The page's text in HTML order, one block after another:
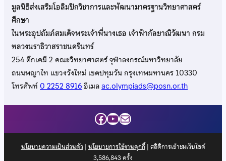
มูลนิธิส่งเสริมโอลิมปิกวิชาการและพัฒนามาตรฐานวิทยาศาสตร์
ศึกษา
ในพระอุปถัมภ์สมเด็จพระเจ้าพี่นางเธอ เจ้าฟ้ากัลยาณิวัฒนา กรม
หลวงนราธิวาสราชนครินทร์
254 ตึกเคมี 2 คณะวิทยาศาสตร์ จุฬาลงกรณ์มหาวิทยาลัย
ถนนพญาไท แขวงวังใหม่ เขตปทุมวัน กรุงเทพมหานคร 10330
โทรศัพท์0 2252 8916อีเมลac.olympiads@posn.or.th
Facebook
YouTube
Mail
นโยบายความเป็นส่วนตัว| นโยบายการใช้งานคุกกี้| สถิติการเข้าชมเว็บไซต์
3,586,843ครั้ง